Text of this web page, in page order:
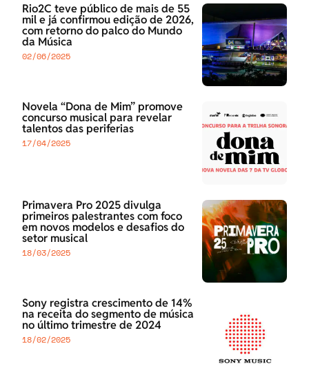
Rio2C teve público de mais de 55
mil e já confirmou edição de 2026,
com retorno do palco do Mundo
da Música
02/06/2025
Novela “Dona de Mim” promove
concurso musical para revelar
talentos das periferias
17/04/2025
Primavera Pro 2025 divulga
primeiros palestrantes com foco
em novos modelos e desafios do
setor musical
18/03/2025
Sony registra crescimento de 14%
na receita do segmento de música
no último trimestre de 2024
18/02/2025